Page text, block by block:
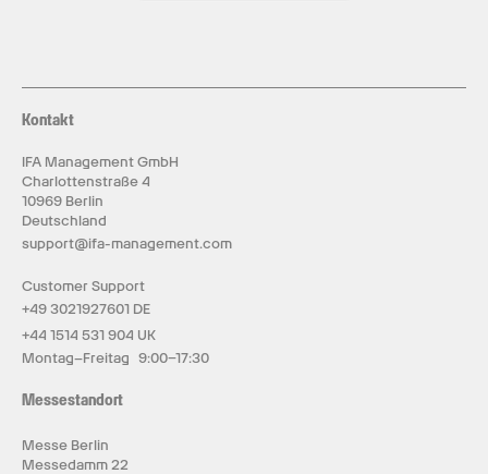
Kontakt
IFA Management GmbH
Charlottenstraße 4
10969 Berlin
Deutschland
support@ifa-management.com
Customer Support
+49 3021927601 DE
+44 1514 531 904 UK
Montag–Freitag 9:00–17:30
Messestandort
Messe Berlin
Messedamm 22